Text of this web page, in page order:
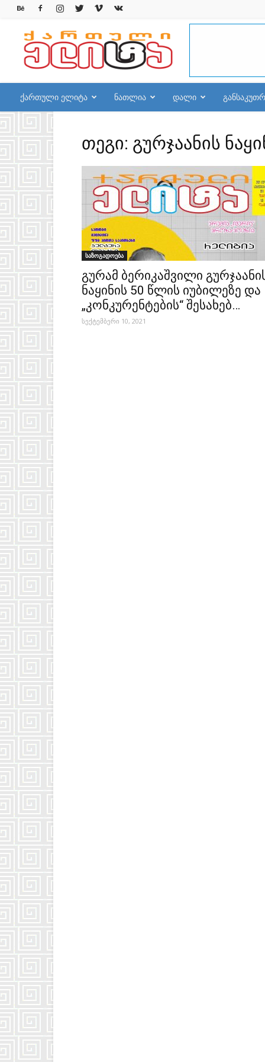
qelite.info
ქართული ელიტა ნათლია დალი
თეგი: გურჯაანის
საზოგადოება
გურამ ბერიკაშვილი
ნაყინის 50 წლის იუბილეზე და
„კონკურენტების“ შესახებ…
სექტემბერი 10, 2021